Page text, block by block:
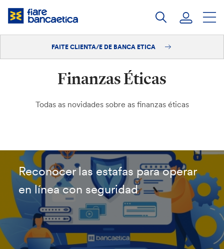
Saltar
FAITE CLIENTA/E DE BANCA ETICA
Finanzas Éticas
Todas as novidades sobre as finanzas éticas
Reconocer las estafas para operar
en línea con seguridad